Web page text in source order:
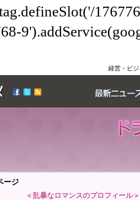
経営・ビ
ージ
＜乱暴なロマンスのプロフィール＞